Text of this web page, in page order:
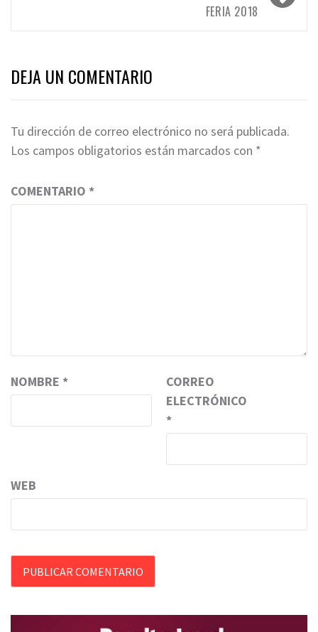
FERIA 2018
DEJA UN COMENTARIO
Tu dirección de correo electrónico no será publicada.
Los campos obligatorios están marcados con *
COMENTARIO *
NOMBRE *
CORREO
ELECTRÓNICO
*
WEB